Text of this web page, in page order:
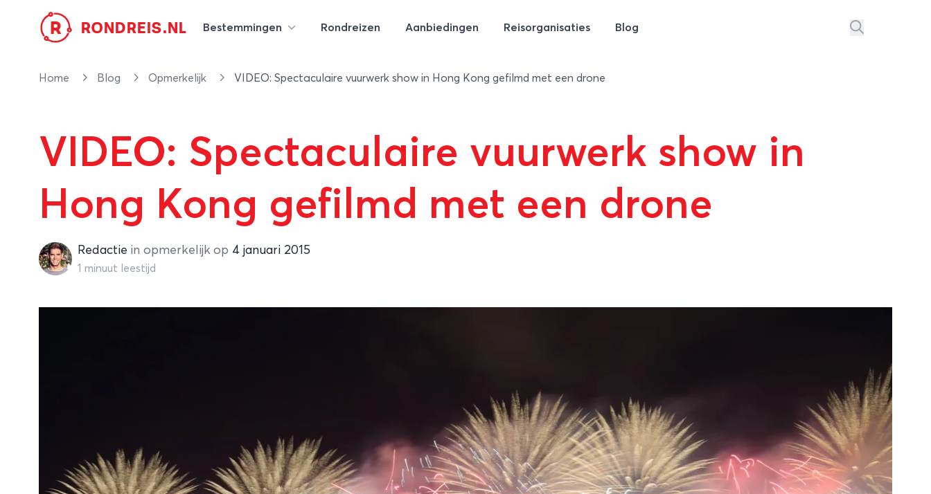
R RONDREIS.NL Bestemmingen Rondreizen Aanbiedingen Reisorganisaties Blog
Home Blog Opmerkelijk VIDEO: Spectaculaire vuurwerk show in Hong Kong gefilmd met een drone
VIDEO: Spectaculaire vuurwerk show in
Hong Kong gefilmd met een drone
RedactieRedactie in opmerkelijk op 4 januari 2015
1 minuut leestijd